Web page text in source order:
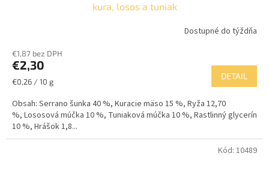
kura, losos a tuniak
Dostupné do týždňa
€1,87 bez DPH
€2,30
Jednotková
€0,26 / 10 g
DETAIL
Obsah: Serrano šunka 40 %, Kuracie mäso 15 %, Ryža 12,70
%, Lososová múčka 10 %, Tuniaková múčka 10 %, Rastlinný glycerín
10 %, Hrášok 1,8...
Kód: 10489